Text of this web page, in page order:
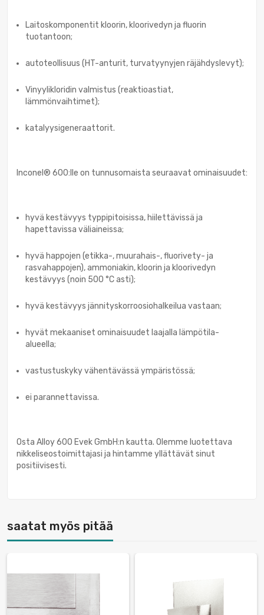
Laitoskomponentit kloorin, kloorivedyn ja fluorin
tuotantoon;
autoteollisuus (HT-anturit, turvatyynyjen räjähdyslevyt);
Vinyylikloridin valmistus (reaktioastiat,
lämmönvaihtimet);
katalyysigeneraattorit.
Inconel® 600:lle on tunnusomaista seuraavat ominaisuudet:
hyvä kestävyys typpipitoisissa, hiilettävissä ja
hapettavissa väliaineissa;
hyvä happojen (etikka-, muurahais-, fluorivety- ja
rasvahappojen), ammoniakin, kloorin ja kloorivedyn
kestävyys (noin 500 °C asti);
hyvä kestävyys jännityskorroosiohalkeilua vastaan;
hyvät mekaaniset ominaisuudet laajalla lämpötila-
alueella;
vastustuskyky vähentävässä ympäristössä;
ei parannettavissa.
Osta Alloy 600 Evek GmbH:n kautta. Olemme luotettava
nikkeliseostoimittajasi ja hintamme yllättävät sinut
positiivisesti.
saatat myös pitää